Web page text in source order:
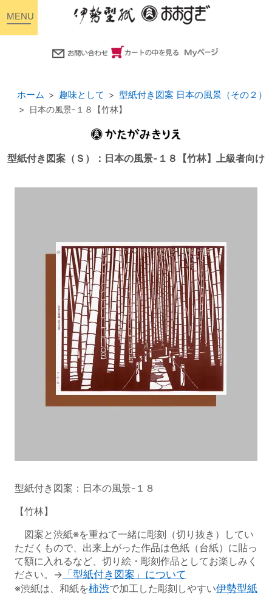
ホーム 趣味として 型紙付き図案 日本の風景（その２）
日本の風景-１８【竹林】
型紙付き図案（Ｓ）：日本の風景-１８【竹林】上級者向け
型紙付き図案：日本の風景-１８
【竹林】
図案と渋紙※を重ねて一緒に彫刻（切り抜き）してい
ただくもので、出来上がった作品は色紙（台紙）に貼っ
て額に入れるなど、切り絵・彫刻作品としてお楽しみく
ださい。→ 「型紙付き図案」について
※渋紙は、和紙を柿渋で加工した彫刻しやすい伊勢型紙
toggle
navigation